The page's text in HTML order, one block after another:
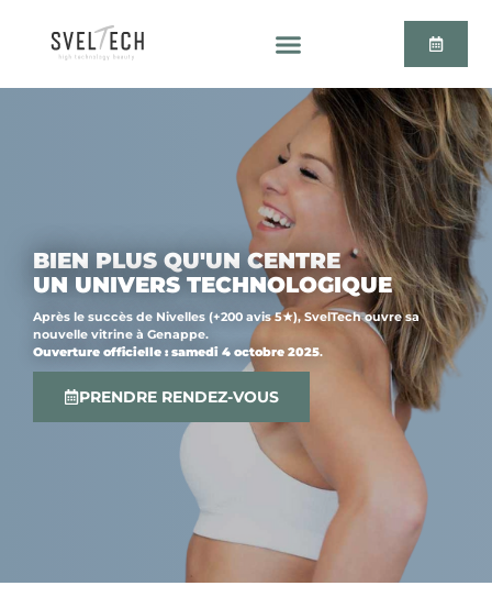
BIEN PLUS QU'UN CENTRE
UN UNIVERS TECHNOLOGIQUE
Après le succès de Nivelles (+200 avis 5★), SvelTech ouvre sa
nouvelle vitrine à Genappe.
Ouverture officielle : samedi 4 octobre 2025.
PRENDRE RENDEZ-VOUS